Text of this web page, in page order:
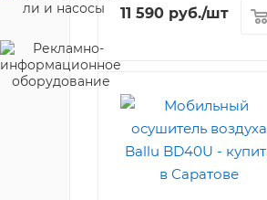
11 590 руб./шт